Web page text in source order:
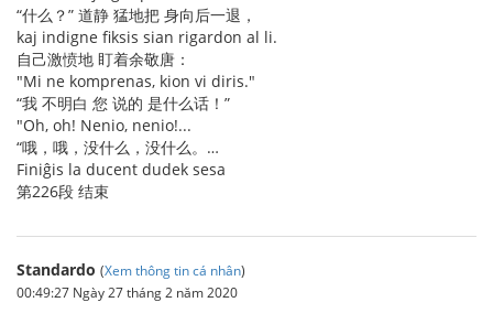
“什么？” 道静 猛地把 身向后一退，
kaj indigne fiksis sian rigardon al li.
自己激愤地 盯着余敬唐：
"Mi ne komprenas, kion vi diris."
“我 不明白 您 说的 是什么话！”
"Oh, oh! Nenio, nenio!...
“哦，哦，没什么，没什么。…
Finiĝis la ducent dudek sesa
第226段 结束
Standardo (Xem thông tin cá nhân)
00:49:27 Ngày 27 tháng 2 năm 2020